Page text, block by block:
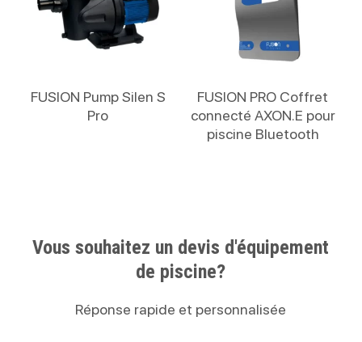
FUSION Pump Silen S
Pro
FUSION PRO Coffret
connecté AXON.E pour
piscine Bluetooth
Vous souhaitez un devis d'équipement
de piscine?
Réponse rapide et personnalisée